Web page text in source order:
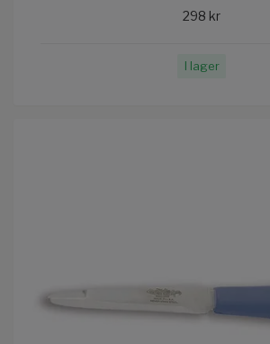
298 kr
I lager